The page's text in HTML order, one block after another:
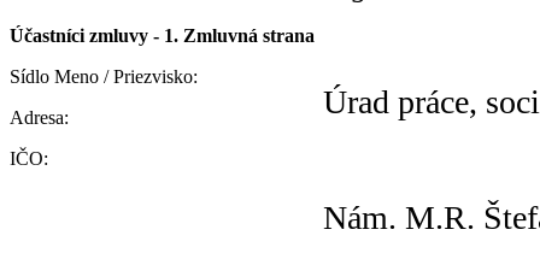
Účastníci zmluvy - 1. Zmluvná strana
Sídlo Meno / Priezvisko:
Adresa:
IČO:
Úrad práce,
Nám. M.R.